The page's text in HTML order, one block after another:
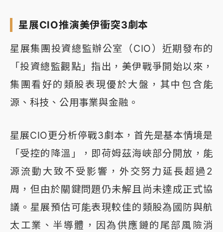
星展CIO推演美伊衝突3劇本
星展集團投資總監辦公室（CIO）近期發布的
「投資總監觀點」指出，美伊戰爭開始以來，
集團看好的類股表現優於大盤，其中包含能
源、科技、公用事業與金融。
星展CIO更分析停戰3劇本，首先是基本情境是
「受控的降溫」，即荷姆茲海峽部分開放，能
源流動大致不受影響，外交努力延長超過2
周，但由於關鍵問題仍未解且尚未達成正式協
議。星展預估可能表現較佳的類股為國防與航
太工業、半導體，因為供應鏈的尾部風險消